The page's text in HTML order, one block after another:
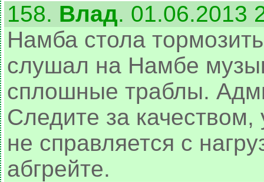
158. Влад. 01.06.2013
Намба стола
слушал на Намбе
сплошные траблы.
Следите за
не справляется с
абгрейте.